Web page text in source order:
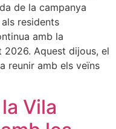
de la campanya
residents
amb la
2026. Aquest dijous, el
reunir amb els veïns
Vila